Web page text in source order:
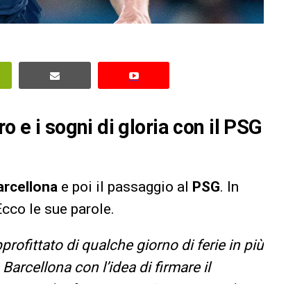
e i sogni di gloria con il PSG
e poi il passaggio al PSG. In
le sue parole.
di qualche giorno di ferie in più
con l’idea di firmare il